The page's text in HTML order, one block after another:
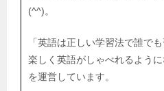
(^^)。
「英語は正しい学習法で誰で
楽しく英語がしゃべれるよう
を運営しています。